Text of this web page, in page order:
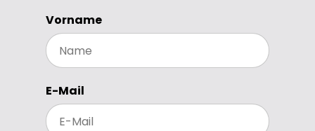
Vorname
E-Mail